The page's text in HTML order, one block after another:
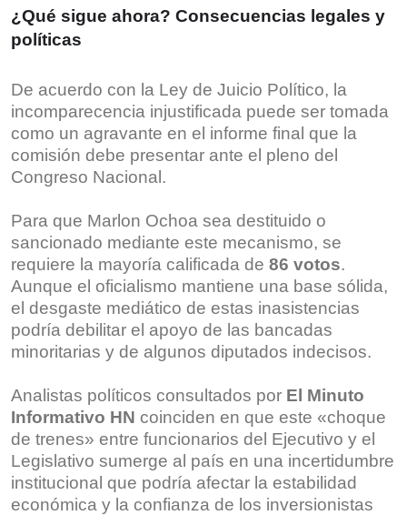
¿Qué sigue ahora? Consecuencias legales y
políticas
De acuerdo con la Ley de Juicio Político, la
incomparecencia injustificada puede ser tomada
como un agravante en el informe final que la
comisión debe presentar ante el pleno del
Congreso Nacional.
Para que Marlon Ochoa sea destituido o
sancionado mediante este mecanismo, se
requiere la mayoría calificada de 86 votos.
Aunque el oficialismo mantiene una base sólida,
el desgaste mediático de estas inasistencias
podría debilitar el apoyo de las bancadas
minoritarias y de algunos diputados indecisos.
Analistas políticos consultados por El Minuto
Informativo HN coinciden en que este «choque
de trenes» entre funcionarios del Ejecutivo y el
Legislativo sumerge al país en una incertidumbre
institucional que podría afectar la estabilidad
económica y la confianza de los inversionistas